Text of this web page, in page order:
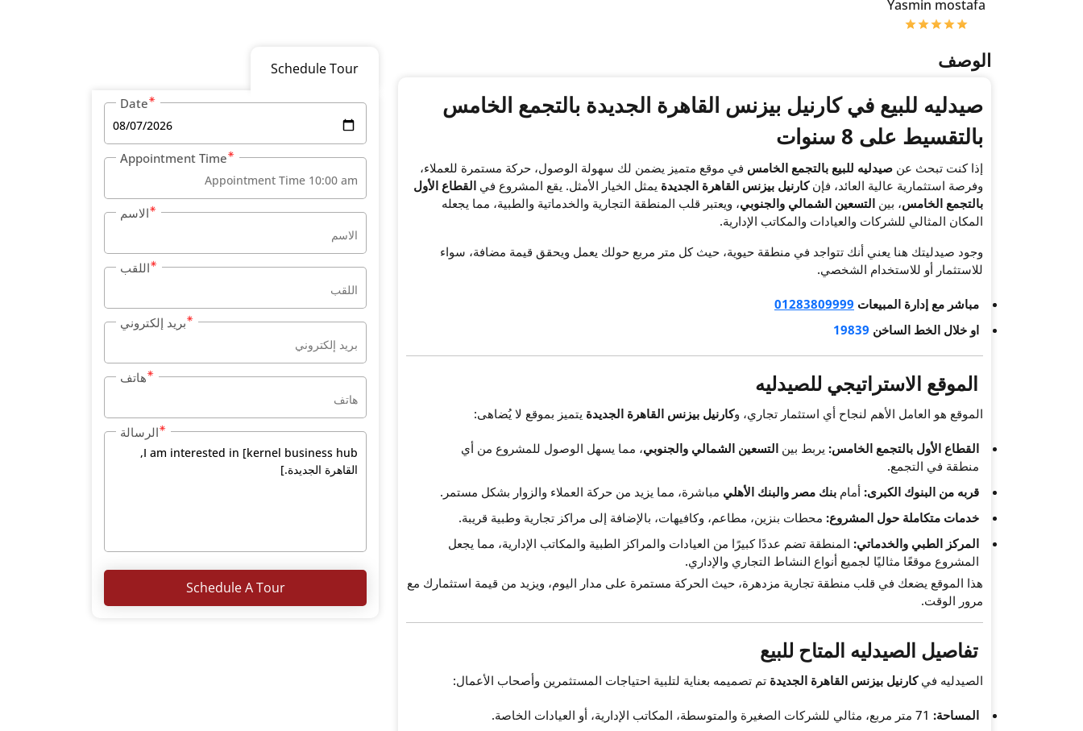
Yasmin mostafa
الوصف
صيدليه للبيع فيكارنيل بيزنس القاهرة الجديدة بالتجمع الخامس
بالتقسيط على 8 سنوات
إذا كنت تبحث عن صيدليه للبيع بالتجمع الخامس في موقع متميز يضمن لك سهولة الوصول، حركة مستمرة للعملاء،
وفرصة استثمارية عالية العائد، فإنكارنيل بيزنس القاهرة الجديدة يمثل الخيار الأمثل. يقع المشروع في القطاع الأول
بالتجمع الخامس، بين التسعين الشمالي والجنوبي، ويعتبر قلب المنطقة التجارية والخدماتية والطبية، مما يجعله
المكان المثالي للشركات والعيادات والمكاتب الإدارية.
وجود صيدليتك هنا يعني أنك تتواجد في منطقة حيوية، حيث كل متر مربع حولك يعمل ويحقق قيمة مضافة، سواء
للاستثمار أو للاستخدام الشخصي.
مباشر مع إدارة المبيعات 01283809999
او خلال الخط الساخن 19839
الموقع الاستراتيجي للصيدليه
الموقع هو العامل الأهم لنجاح أي استثمار تجاري، وكارنيل بيزنس القاهرة الجديدة يتميز بموقع لا يُضاهى:
القطاع الأول بالتجمع الخامس: يربط بين التسعين الشمالي والجنوبي، مما يسهل الوصول للمشروع من أي
منطقة في التجمع.
قربه من البنوك الكبرى: أمام بنك مصر والبنك الأهلي مباشرة، مما يزيد من حركة العملاء والزوار بشكل مستمر.
خدمات متكاملة حول المشروع: محطات بنزين، مطاعم، وكافيهات، بالإضافة إلى مراكز تجارية وطبية قريبة.
المركز الطبي والخدماتي: المنطقة تضم عددًا كبيرًا من العيادات والمراكز الطبية والمكاتب الإدارية، مما يجعل
المشروع موقعًا مثاليًا لجميع أنواع النشاط التجاري والإداري.
هذا الموقع يضعك في قلب منطقة تجارية مزدهرة، حيث الحركة مستمرة على مدار اليوم، ويزيد من قيمة استثمارك مع
مرور الوقت.
تفاصيل الصيدليه المتاح للبيع
الصيدليه فيكارنيل بيزنس القاهرة الجديدة تم تصميمه بعناية لتلبية احتياجات المستثمرين وأصحاب الأعمال:
المساحة:
Schedule Tour
Date
Appointment Time
الاسم
اللقب
بريد إلكتروني
هاتف
الرسالة
Schedule A Tour